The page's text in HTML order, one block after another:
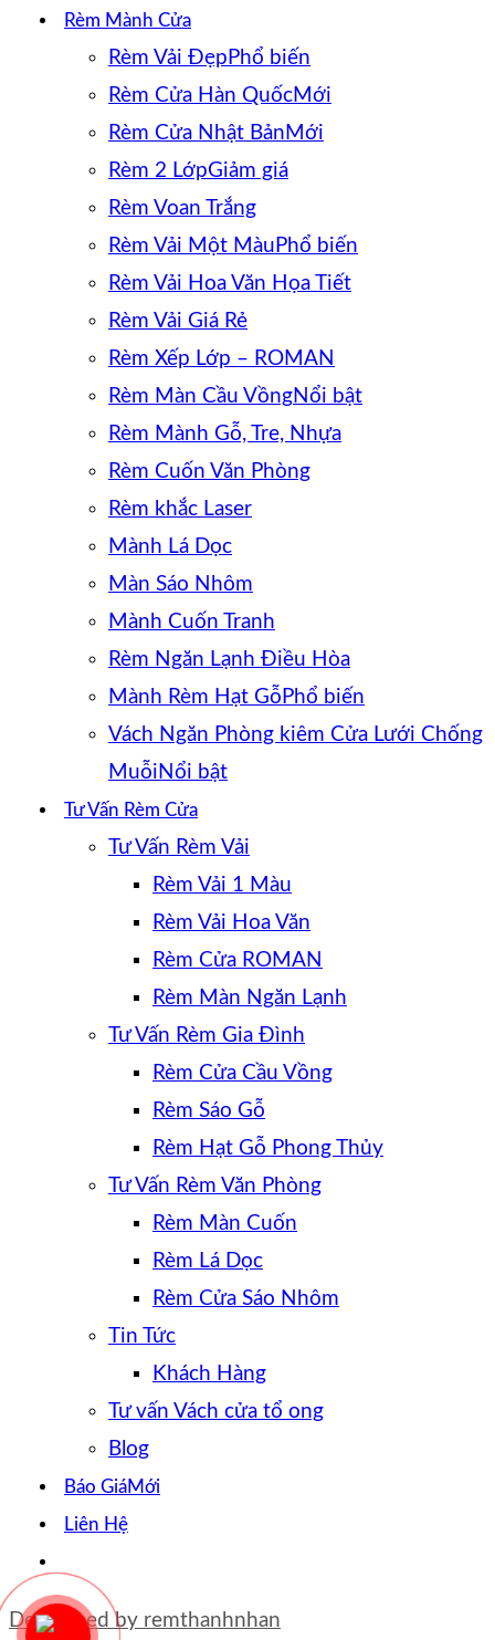
Rèm Mành Cửa
Rèm Vải Đẹp
Rèm Cửa Hàn Quốc
Rèm Cửa Nhật Bản
Rèm 2 Lớp
Rèm Voan Trắng
Rèm Vải Một Màu
Rèm Vải Hoa Văn Họa Tiết
Rèm Vải Giá Rẻ
Rèm Xếp Lớp – ROMAN
Rèm Màn Cầu Vồng
Rèm Mành Gỗ, Tre, Nhựa
Rèm Cuốn Văn Phòng
Rèm khắc Laser
Mành Lá Dọc
Màn Sáo Nhôm
Mành Cuốn Tranh
Rèm Ngăn Lạnh Điều Hòa
Mành Rèm Hạt Gỗ
Vách Ngăn Phòng kiêm Cửa Lưới Chống
Muỗi
Tư Vấn Rèm Cửa
Tư Vấn Rèm Vải
Rèm Vải 1 Màu
Rèm Vải Hoa Văn
Rèm Cửa ROMAN
Rèm Màn Ngăn Lạnh
Tư Vấn Rèm Gia Đình
Rèm Cửa Cầu Vồng
Rèm Sáo Gỗ
Rèm Hạt Gỗ Phong Thủy
Tư Vấn Rèm Văn Phòng
Rèm Màn Cuốn
Rèm Lá Dọc
Rèm Cửa Sáo Nhôm
Tin Tức
Khách Hàng
Tư vấn Vách cửa tổ ong
Blog
Báo Giá
Liên Hệ
Developed by remthanhnhan